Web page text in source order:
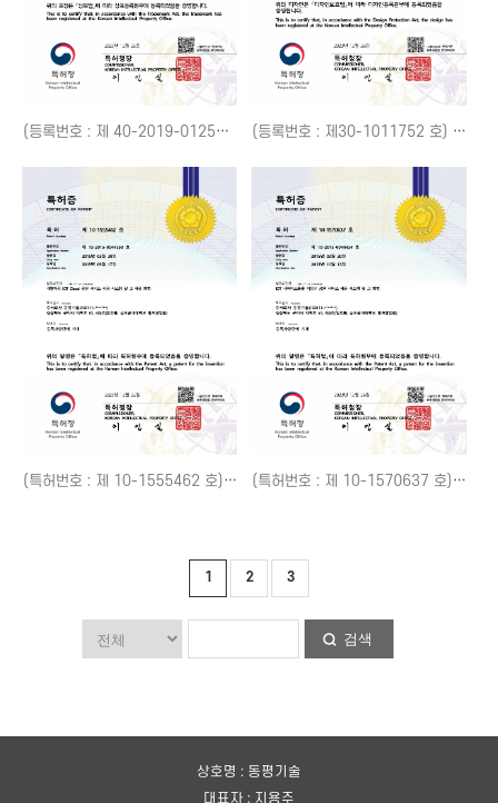
(등록번호 : 제 40-2019-0125859 호) DP-RTU (등록번호 : 제30-1011752 호) CCTV용 지지대
(특허번호 : 제 10-1555462 호) 개발자용 IOT Cloud 공원 서비스 제공 시스템 및 그 제공 방법 (특허번호 : 제 10-1570637 호) IOT 디바이스들을 이용한 공원 서비스 제공 시스템 및 그 방법
1 2 3
검색
상호명 : 동평기술
대표자 : 지용주